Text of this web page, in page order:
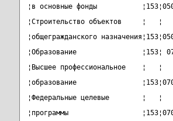
¦в основные фонды
¦Строительство объектов
¦общегражданского
¦Образование
¦Высшее профессиональное
¦образование
¦Федеральные целевые
¦программы